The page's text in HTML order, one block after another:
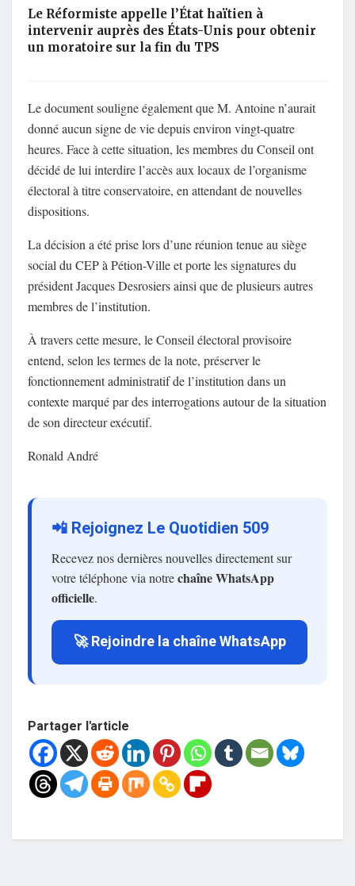
Le Réformiste appelle l’État haïtien à
intervenir auprès des États-Unis pour obtenir
un moratoire sur la fin du TPS
Le document souligne également que M. Antoine n’aurait
donné aucun signe de vie depuis environ vingt-quatre
heures. Face à cette situation, les membres du Conseil ont
décidé de lui interdire l’accès aux locaux de l’organisme
électoral à titre conservatoire, en attendant de nouvelles
dispositions.
La décision a été prise lors d’une réunion tenue au siège
social du CEP à Pétion-Ville et porte les signatures du
président Jacques Desrosiers ainsi que de plusieurs autres
membres de l’institution.
À travers cette mesure, le Conseil électoral provisoire
entend, selon les termes de la note, préserver le
fonctionnement administratif de l’institution dans un
contexte marqué par des interrogations autour de la situation
de son directeur exécutif.
Ronald André
📲 Rejoignez Le Quotidien 509
Recevez nos dernières nouvelles directement sur
votre téléphone via notrechaîne WhatsApp
officielle.
🚀 Rejoindre la chaîne WhatsApp
Partager l'article